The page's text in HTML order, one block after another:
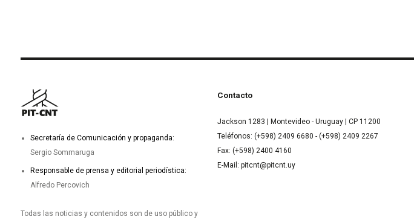
Secretaría de Comunicación y propaganda:
Sergio Sommaruga
Responsable de prensa y editorial periodística:
Alfredo Percovich
Todas las noticias y contenidos son de uso público y
Contacto
Jackson 1283 | Montevideo - Uruguay | CP 11200
Teléfonos: (+598) 2409 6680 - (+598) 2409 2267
Fax: (+598) 2400 4160
E-Mail: pitcnt@pitcnt.uy